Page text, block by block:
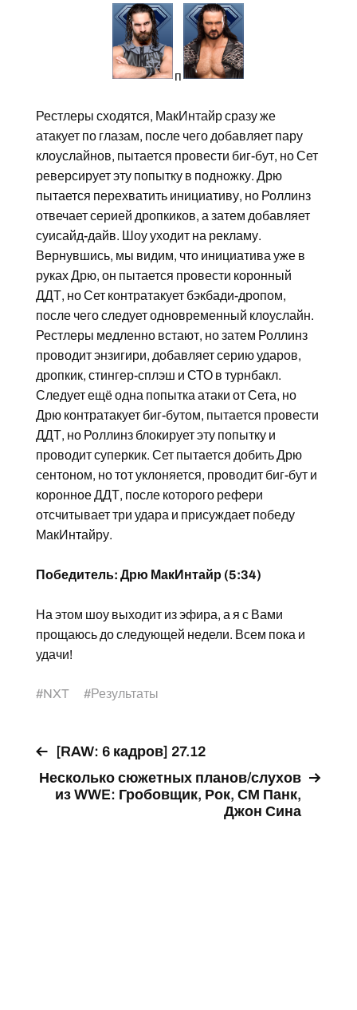
п
Рестлеры сходятся, МакИнтайр сразу же
атакует по глазам, после чего добавляет пару
клоуслайнов, пытается провести биг-бут, но Сет
реверсирует эту попытку в подножку. Дрю
пытается перехватить инициативу, но Роллинз
отвечает серией дропкиков, а затем добавляет
суисайд-дайв. Шоу уходит на рекламу.
Вернувшись, мы видим, что инициатива уже в
руках Дрю, он пытается провести коронный
ДДТ, но Сет контратакует бэкбади-дропом,
после чего следует одновременный клоуслайн.
Рестлеры медленно встают, но затем Роллинз
проводит энзигири, добавляет серию ударов,
дропкик, стингер-сплэш и СТО в турнбакл.
Следует ещё одна попытка атаки от Сета, но
Дрю контратакует биг-бутом, пытается провести
ДДТ, но Роллинз блокирует эту попытку и
проводит суперкик. Сет пытается добить Дрю
сентоном, но тот уклоняется, проводит биг-бут и
коронное ДДТ, после которого рефери
отсчитывает три удара и присуждает победу
МакИнтайру.
Победитель: Дрю МакИнтайр (5:34)
На этом шоу выходит из эфира, а я с Вами
прощаюсь до следующей недели. Всем пока и
удачи!
#NXT #Результаты
[RAW: 6 кадров] 27.12
Несколько сюжетных планов/слухов
из WWE: Гробовщик, Рок, СМ Панк,
Джон Сина